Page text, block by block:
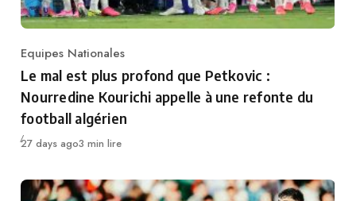
Category
Equipes Nationales
Le mal est plus profond que Petkovic :
Nourredine Kourichi appelle à une refonte du
football algérien
Publié
27 days ago3 min lire